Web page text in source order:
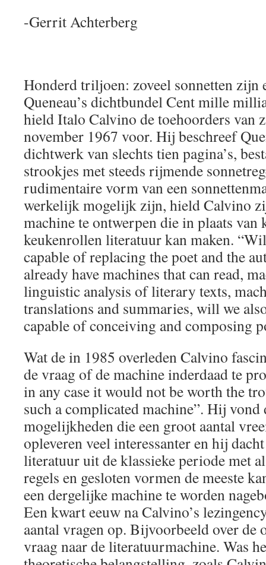
-Gerrit Achterberg
Honderd triljoen: zoveel sonnetten zijn
Queneau’s dichtbundel Cent mille
hield Italo Calvino de toehoorders van
november 1967 voor. Hij beschreef
dichtwerk van slechts tien pagina’s,
strookjes met steeds rijmende
rudimentaire vorm van een
werkelijk mogelijk zijn, hield Calvino
machine te ontwerpen die in plaats van
keukenrollen literatuur kan maken.
capable of replacing the poet and the
already have machines that can read,
linguistic analysis of literary texts,
translations and summaries, will we
capable of conceiving and composing
Wat de in 1985 overleden Calvino
de vraag of de machine inderdaad te
in any case it would not be worth the
such a complicated machine”. Hij vond
mogelijkheden die een groot aantal
opleveren veel interessanter en hij
literatuur uit de klassieke periode met
regels en gesloten vormen de meeste
een dergelijke machine te worden
Een kwart eeuw na Calvino’s
aantal vragen op. Bijvoorbeeld over de
vraag naar de literatuurmachine. Was